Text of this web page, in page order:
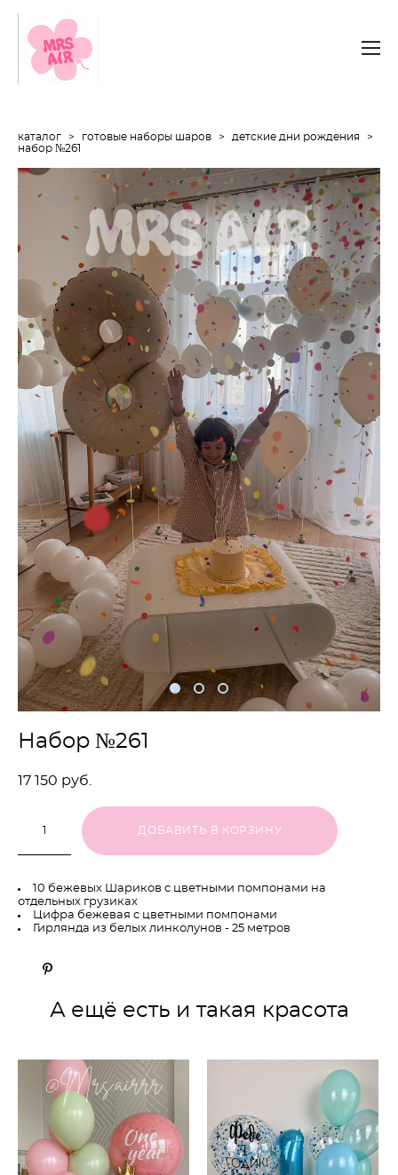
каталог > готовые наборы шаров > детские дни рождения
>
набор №261
Набор №261
17 150 pуб.
ДОБАВИТЬ В КОРЗИНУ
10 бежевых Шариков с цветными помпонами на
отдельных грузиках
Цифра бежевая с цветными помпонами
Гирлянда из белых линколунов - 25 метров
А ещё есть и такая красота